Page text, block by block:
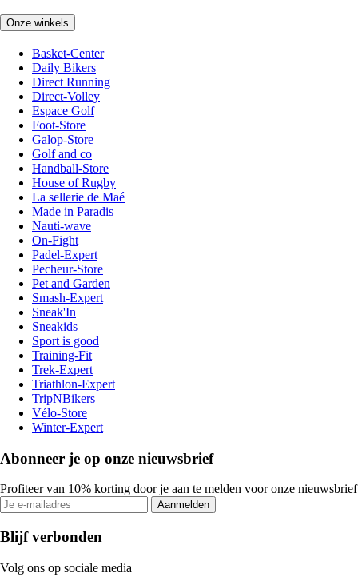
Onze winkels
Basket-Center
Daily Bikers
Direct Running
Direct-Volley
Espace Golf
Foot-Store
Galop-Store
Golf and co
Handball-Store
House of Rugby
La sellerie de Maé
Made in Paradis
Nauti-wave
On-Fight
Padel-Expert
Pecheur-Store
Pet and Garden
Smash-Expert
Sneak'In
Sneakids
Sport is good
Training-Fit
Trek-Expert
Triathlon-Expert
TripNBikers
Vélo-Store
Winter-Expert
Abonneer je op onze nieuwsbrief
Profiteer van 10% korting door je aan te melden voor onze nieuwsbrief
Aanmelden
Blijf verbonden
Volg ons op sociale media